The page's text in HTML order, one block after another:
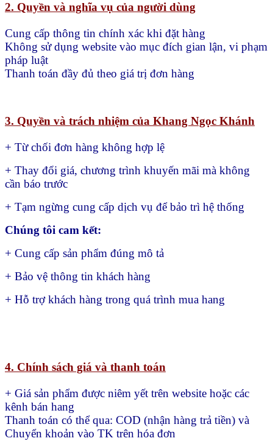
2. Quyền và nghĩa vụ của người dùng
Cung cấp thông tin chính xác khi đặt hàng
Không sử dụng website vào mục đích gian lận, vi phạm
pháp luật
Thanh toán đầy đủ theo giá trị đơn hàng
3. Quyền và trách nhiệm của Khang Ngọc Khánh
+ Từ chối đơn hàng không hợp lệ
+ Thay đổi giá, chương trình khuyến mãi mà không
cần báo trước
+ Tạm ngừng cung cấp dịch vụ để bảo trì hệ thống
Chúng tôi cam kết:
+ Cung cấp sản phẩm đúng mô tả
+ Bảo vệ thông tin khách hàng
+ Hỗ trợ khách hàng trong quá trình mua hang
4. Chính sách giá và thanh toán
+ Giá sản phẩm được niêm yết trên website hoặc các
kênh bán hang
Thanh toán có thể qua: COD (nhận hàng trả tiền) và
Chuyển khoản vào TK trên hóa đơn